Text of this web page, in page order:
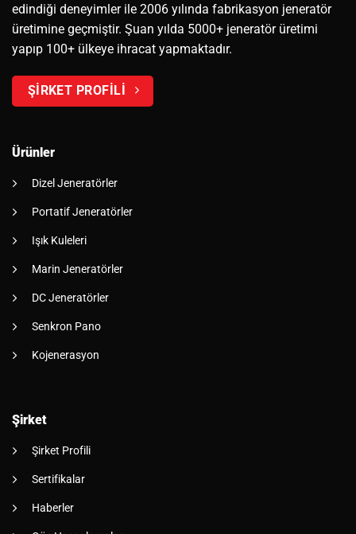
edindiği deneyimler ile 2006 yılında fabrikasyon jeneratör
üretimine geçmiştir. Şuan yılda 5000+ jeneratör üretimi
yapıp 100+ ülkeye ihracat yapmaktadır.
ŞİRKET PROFİLİ
Ürünler
Dizel Jeneratörler
Portatif Jeneratörler
Işık Kuleleri
Marin Jeneratörler
DC Jeneratörler
Senkron Pano
Kojenerasyon
Şirket
Şirket Profili
Sertifikalar
Haberler